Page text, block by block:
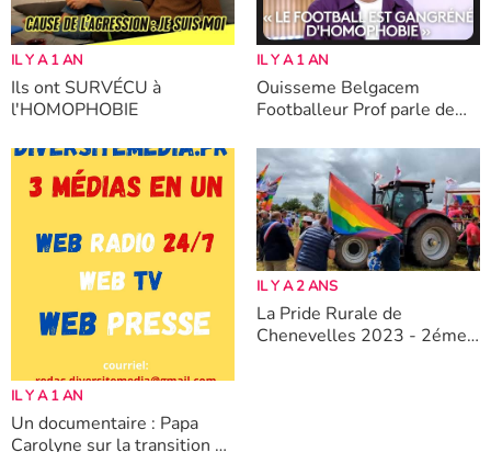
IL Y A 1 AN
Ils ont SURVÉCU à
l'HOMOPHOBIE
IL Y A 1 AN
Ouisseme Belgacem
Footballeur Prof parle de
IL Y A 1 AN
Un documentaire : Papa
Carolyne sur la transition et
IL Y A 2 ANS
La Pride Rurale de
Chenevelles 2023 - 2éme